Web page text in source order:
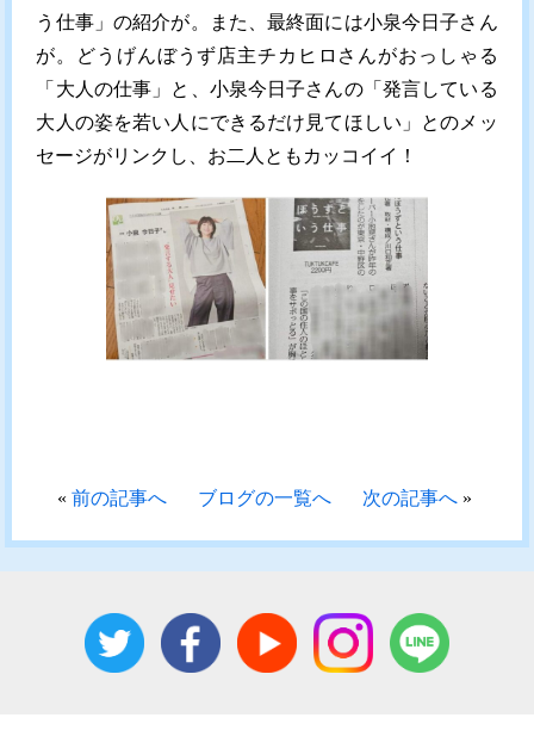
う仕事」の紹介が。また、最終面には小泉今日子さん
が。どうげんぼうず店主チカヒロさんがおっしゃる
「大人の仕事」と、小泉今日子さんの「発言している
大人の姿を若い人にできるだけ見てほしい」とのメッ
セージがリンクし、お二人ともカッコイイ！
«前の記事へ ブログの一覧へ 次の記事へ»